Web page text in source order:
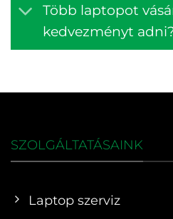
Több laptopot
kedvezményt
SZOLGÁLTATÁSAINK
Laptop szerviz